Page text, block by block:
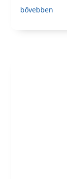
bővebben